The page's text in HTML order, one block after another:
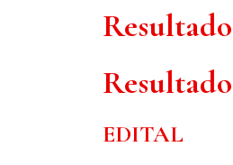
EDITAL